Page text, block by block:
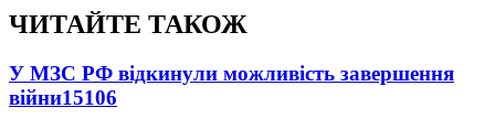
ЧИТАЙТЕ ТАКОЖ
У МЗС РФ відкинули можливість завершення
війни15106